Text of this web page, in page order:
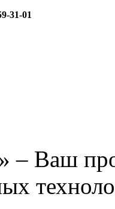
31-01
– Ваш